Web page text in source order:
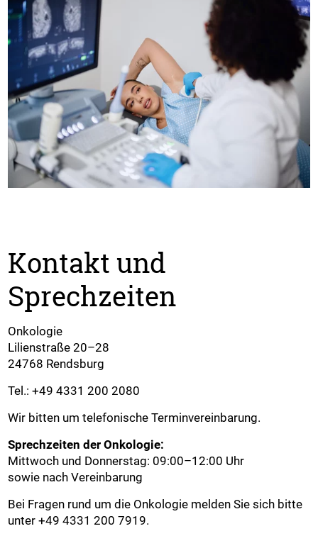
Kontakt und
Sprechzeiten
Onkologie
Lilienstraße 20–28
24768 Rendsburg
Tel.: +49 4331 200 2080
Wir bitten um telefonische Terminvereinbarung.
Sprechzeiten der Onkologie:
Mittwoch und Donnerstag: 09:00–12:00 Uhr
sowie nach Vereinbarung
Bei Fragen rund um die Onkologie melden Sie sich bitte
unter +49 4331 200 7919.